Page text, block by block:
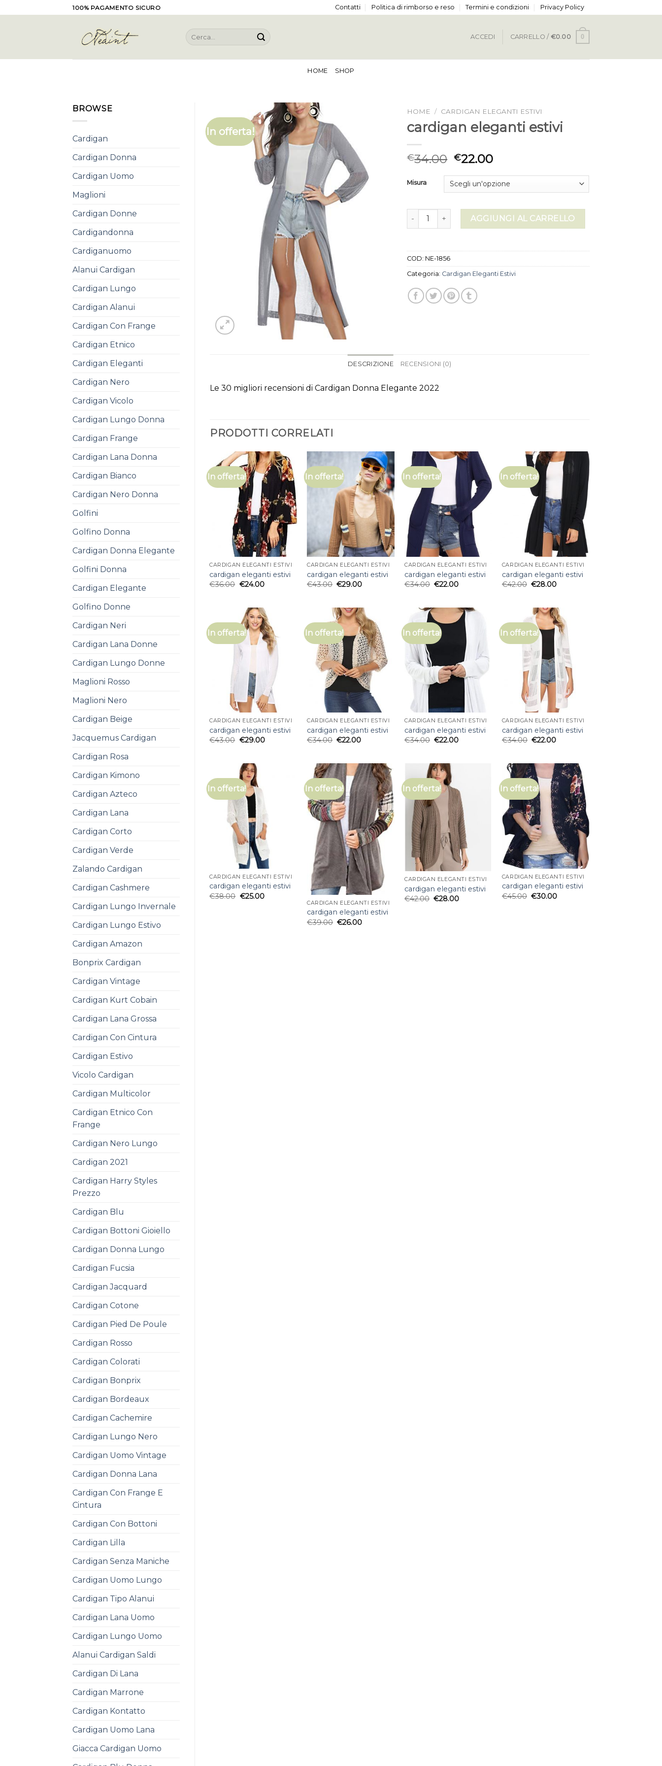
to
100% PAGAMENTO SICURO Contatti Politica di rimborso e reso Termini e condizioni Privacy Policy
Cerca:
ACCEDI CARRELLO / €0.00 0
HOME SHOP
BROWSE
Cardigan
Cardigan Donna
Cardigan Uomo
Maglioni
Cardigan Donne
Cardigandonna
Cardiganuomo
Alanui Cardigan
Cardigan Lungo
Cardigan Alanui
Cardigan Con Frange
Cardigan Etnico
Cardigan Eleganti
Cardigan Nero
Cardigan Vicolo
Cardigan Lungo Donna
Cardigan Frange
Cardigan Lana Donna
Cardigan Bianco
Cardigan Nero Donna
Golfini
Golfino Donna
Cardigan Donna Elegante
Golfini Donna
Cardigan Elegante
Golfino Donne
Cardigan Neri
Cardigan Lana Donne
Cardigan Lungo Donne
Maglioni Rosso
Maglioni Nero
Cardigan Beige
Jacquemus Cardigan
Cardigan Rosa
Cardigan Kimono
Cardigan Azteco
Cardigan Lana
Cardigan Corto
Cardigan Verde
Zalando Cardigan
Cardigan Cashmere
Cardigan Lungo Invernale
Cardigan Lungo Estivo
Cardigan Amazon
Bonprix Cardigan
Cardigan Vintage
Cardigan Kurt Cobain
Cardigan Lana Grossa
Cardigan Con Cintura
Cardigan Estivo
Vicolo Cardigan
Cardigan Multicolor
Cardigan Etnico Con
Frange
Cardigan Nero Lungo
Cardigan 2021
Cardigan Harry Styles
Prezzo
Cardigan Blu
Cardigan Bottoni Gioiello
Cardigan Donna Lungo
Cardigan Fucsia
Cardigan Jacquard
Cardigan Cotone
Cardigan Pied De Poule
Cardigan Rosso
Cardigan Colorati
Cardigan Bonprix
Cardigan Bordeaux
Cardigan Cachemire
Cardigan Lungo Nero
Cardigan Uomo Vintage
Cardigan Donna Lana
Cardigan Con Frange E
Cintura
Cardigan Con Bottoni
Cardigan Lilla
Cardigan Senza Maniche
Cardigan Uomo Lungo
Cardigan Tipo Alanui
Cardigan Lana Uomo
Cardigan Lungo Uomo
Alanui Cardigan Saldi
Cardigan Di Lana
Cardigan Marrone
Cardigan Kontatto
Cardigan Uomo Lana
Giacca Cardigan Uomo
In offerta!
HOME / CARDIGAN ELEGANTI ESTIVI
cardigan eleganti estivi
€34.00 €22.00
Misura
cardigan eleganti estivi quantitàAGGIUNGI AL CARRELLO
COD: NE-1856
Categoria: Cardigan Eleganti Estivi
DESCRIZIONE RECENSIONI (0)
Le 30 migliori recensioni di Cardigan Donna Elegante 2022
PRODOTTI CORRELATI
In offerta!
CARDIGAN ELEGANTI ESTIVI
cardigan eleganti estivi
€36.00 €24.00
In offerta!
CARDIGAN ELEGANTI ESTIVI
cardigan eleganti estivi
€43.00 €29.00
In offerta!
CARDIGAN ELEGANTI ESTIVI
cardigan eleganti estivi
€34.00 €22.00
In offerta!
CARDIGAN ELEGANTI ESTIVI
cardigan eleganti estivi
€42.00 €28.00
In offerta!
CARDIGAN ELEGANTI ESTIVI
cardigan eleganti estivi
€43.00 €29.00
In offerta!
CARDIGAN ELEGANTI ESTIVI
cardigan eleganti estivi
€34.00 €22.00
In offerta!
CARDIGAN ELEGANTI ESTIVI
cardigan eleganti estivi
€34.00 €22.00
In offerta!
CARDIGAN ELEGANTI ESTIVI
cardigan eleganti estivi
€34.00 €22.00
In offerta!
CARDIGAN ELEGANTI ESTIVI
cardigan eleganti estivi
€38.00 €25.00
In offerta!
CARDIGAN ELEGANTI ESTIVI
cardigan eleganti estivi
€39.00 €26.00
In offerta!
CARDIGAN ELEGANTI ESTIVI
cardigan eleganti estivi
€42.00 €28.00
In offerta!
CARDIGAN ELEGANTI ESTIVI
cardigan eleganti estivi
€45.00 €30.00